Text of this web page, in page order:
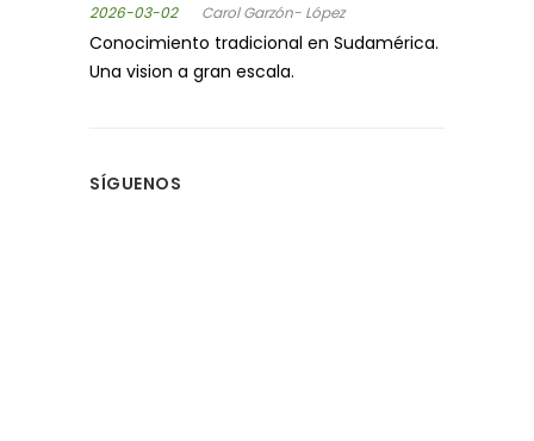
2026-03-02 Carol Garzón- López
Conocimiento tradicional en Sudamérica.
Una vision a gran escala.
SÍGUENOS